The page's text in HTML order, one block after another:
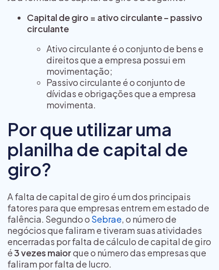
Capital de giro = ativo circulante – passivo
circulante
Ativo circulante é o conjunto de bens e
direitos que a empresa possui em
movimentação;
Passivo circulante é o conjunto de
dívidas e obrigações que a empresa
movimenta.
Por que utilizar uma
planilha de capital de
giro?
A falta de capital de giro é um dos principais
fatores para que empresas entrem em estado de
falência. Segundo o Sebrae , o número de
negócios que faliram e tiveram suas atividades
encerradas por falta de cálculo de capital de giro
é3 vezes maiorque o número das empresas que
faliram por falta de lucro.